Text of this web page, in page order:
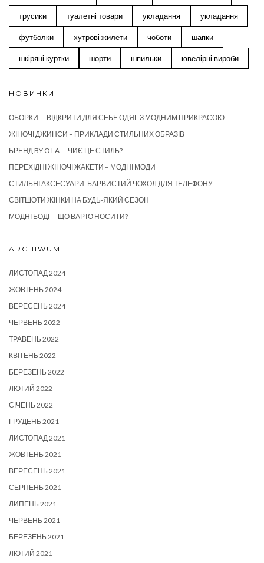
трусики туалетні товари укладання укладання
футболки хутрові жилети чоботи шапки
шкіряні куртки шорти шпильки ювелірні вироби
НОВИНКИ
ОБОРКИ — ВІДКРИТИ ДЛЯ СЕБЕ ОДЯГ З МОДНИМ ПРИКРАСОЮ
ЖІНОЧІ ДЖИНСИ – ПРИКЛАДИ СТИЛЬНИХ ОБРАЗІВ
БРЕНД BY O LA — ЧИЄ ЦЕ СТИЛЬ?
ПЕРЕХІДНІ ЖІНОЧІ ЖАКЕТИ – МОДНІ МОДИ
СТИЛЬНІ АКСЕСУАРИ: БАРВИСТИЙ ЧОХОЛ ДЛЯ ТЕЛЕФОНУ
СВІТШОТИ ЖІНКИ НА БУДЬ-ЯКИЙ СЕЗОН
МОДНІ БОДІ — ЩО ВАРТО НОСИТИ?
ARCHIWUM
ЛИСТОПАД 2024
ЖОВТЕНЬ 2024
ВЕРЕСЕНЬ 2024
ЧЕРВЕНЬ 2022
ТРАВЕНЬ 2022
КВІТЕНЬ 2022
БЕРЕЗЕНЬ 2022
ЛЮТИЙ 2022
СІЧЕНЬ 2022
ГРУДЕНЬ 2021
ЛИСТОПАД 2021
ЖОВТЕНЬ 2021
ВЕРЕСЕНЬ 2021
СЕРПЕНЬ 2021
ЛИПЕНЬ 2021
ЧЕРВЕНЬ 2021
БЕРЕЗЕНЬ 2021
ЛЮТИЙ 2021